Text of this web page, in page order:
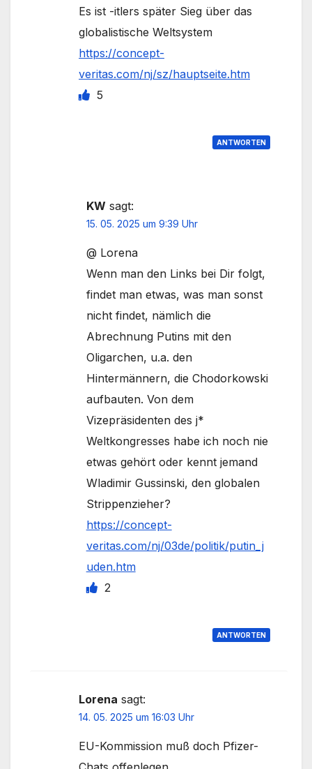
Es ist -itlers später Sieg über das
globalistische Weltsystem
https://concept-
veritas.com/nj/sz/hauptseite.htm
5
ANTWORTEN
KW sagt:
15. 05. 2025 um 9:39 Uhr
@ Lorena
Wenn man den Links bei Dir folgt,
findet man etwas, was man sonst
nicht findet, nämlich die
Abrechnung Putins mit den
Oligarchen, u.a. den
Hintermännern, die Chodorkowski
aufbauten. Von dem
Vizepräsidenten des j*
Weltkongresses habe ich noch nie
etwas gehört oder kennt jemand
Wladimir Gussinski, den globalen
Strippenzieher?
https://concept-
veritas.com/nj/03de/politik/putin_j
uden.htm
2
ANTWORTEN
Lorena sagt:
14. 05. 2025 um 16:03 Uhr
EU-Kommission muß doch Pfizer-